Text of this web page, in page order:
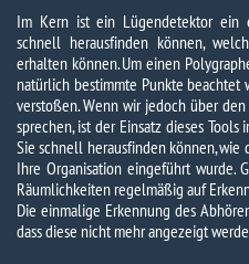
Im Kern ist ein Lügendetektor ein
schnell herausfinden können,
erhalten können. Um einen
natürlich bestimmte Punkte beachtet
verstoßen. Wenn wir jedoch über
sprechen, ist der Einsatz dieses
Sie schnell herausfinden können, wie
Ihre Organisation eingeführt wurde.
Räumlichkeiten regelmäßig auf
Die einmalige Erkennung des
dass diese nicht mehr angezeigt